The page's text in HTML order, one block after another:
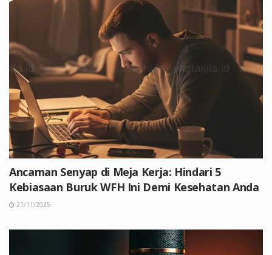
Ancaman Senyap di Meja Kerja: Hindari 5
Kebiasaan Buruk WFH Ini Demi Kesehatan Anda
21/11/2025